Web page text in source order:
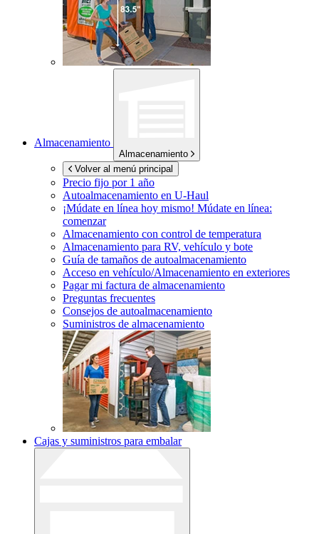
Almacenamiento
Almacenamiento
Volver al menú principal
Precio fijo por 1 año
Autoalmacenamiento en U-Haul
¡Múdate en línea hoy mismo! Múdate en línea:
comenzar
Almacenamiento con control de temperatura
Almacenamiento para RV, vehículo y bote
Guía de tamaños de autoalmacenamiento
Acceso en vehículo/Almacenamiento en exteriores
Pagar mi factura de almacenamiento
Preguntas frecuentes
Consejos de autoalmacenamiento
Suministros de almacenamiento
Cajas y suministros para embalar